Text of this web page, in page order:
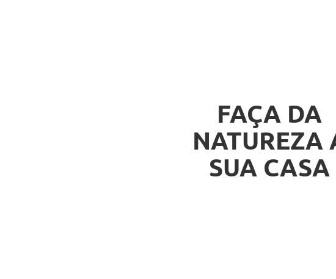
FAÇA DA
NATUREZA
SUA CASA